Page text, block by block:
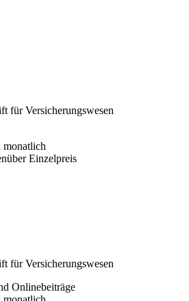
monatlich
Einzelpreis
Onlinebeiträge